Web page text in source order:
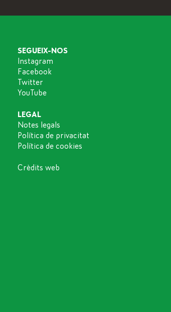
SEGUEIX-NOS
Instagram
Facebook
Twitter
YouTube
LEGAL
Notes legals
Política de privacitat
Política de cookies
Crèdits web